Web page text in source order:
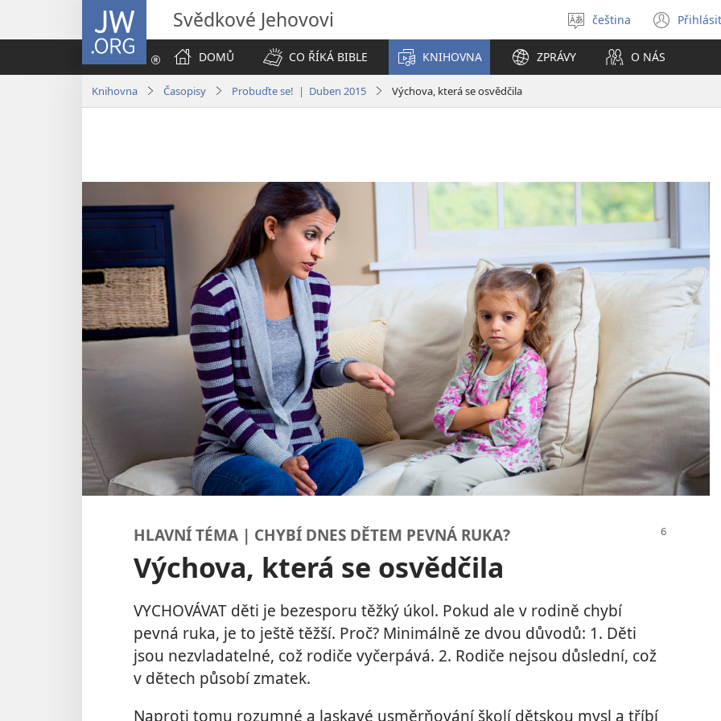
JW.ORG Svědkové Jehovovi
Vybrat
jazyk
čeština
nové
DOMŮ
CO ŘÍKÁ BIBLE KNIHOVNA ZPRÁVY O NÁS
Knihovna Časopisy Probuďte se! | Duben 2015 Výchova, která se osvědčila
HLAVNÍ TÉMA | CHYBÍ DNES DĚTEM PEVNÁ RUKA?
Výchova, která se osvědčila
VYCHOVÁVAT děti je bezesporu těžký úkol. Pokud ale v rodině chybí
pevná ruka, je to ještě těžší. Proč? Minimálně ze dvou důvodů: 1. Děti
jsou nezvladatelné, což rodiče vyčerpává. 2. Rodiče nejsou důslední, což
v dětech působí zmatek.
Naproti tomu rozumné a laskavé usměrňování školí dětskou mysl a tříbí